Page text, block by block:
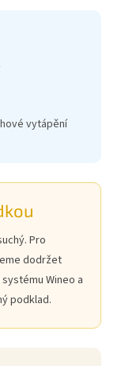
vytápění
Pro
dodržet
Wineo a
podklad.